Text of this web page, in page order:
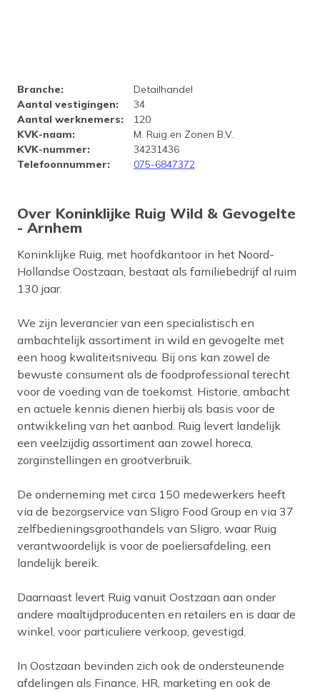
Bedrijfsprofiel Koninklijke
Branche:
Detailhandel
Aantal vestigingen:
34
Aantal werknemers:
120
KVK-naam:
M. Ruig en Zonen B.V.
KVK-nummer:
34231436
Telefoonnummer: 075-6847372
Over Koninklijke Ruig Wild & Gevogelte
- Arnhem
Koninklijke Ruig, met hoofdkantoor in het Noord-
Hollandse Oostzaan, bestaat als familiebedrijf al ruim
130 jaar.
We zijn leverancier van een specialistisch en
ambachtelijk assortiment in wild en gevogelte met
een hoog kwaliteitsniveau. Bij ons kan zowel de
bewuste consument als de foodprofessional terecht
voor de voeding van de toekomst. Historie, ambacht
en actuele kennis dienen hierbij als basis voor de
ontwikkeling van het aanbod. Ruig levert landelijk
een veelzijdig assortiment aan zowel horeca,
zorginstellingen en grootverbruik.
De onderneming met circa 150 medewerkers heeft
via de bezorgservice van Sligro Food Group en via 37
zelfbedieningsgroothandels van Sligro, waar Ruig
verantwoordelijk is voor de poeliersafdeling, een
landelijk bereik.
Daarnaast levert Ruig vanuit Oostzaan aan onder
andere maaltijdproducenten en retailers en is daar de
winkel, voor particuliere verkoop, gevestigd.
In Oostzaan bevinden zich ook de ondersteunende
afdelingen als Finance, HR, marketing en ook de